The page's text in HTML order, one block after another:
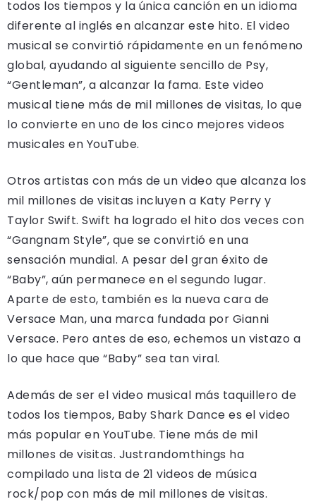
todos los tiempos y la única canción en un idioma
diferente al inglés en alcanzar este hito. El video
musical se convirtió rápidamente en un fenómeno
global, ayudando al siguiente sencillo de Psy,
“Gentleman”, a alcanzar la fama. Este video
musical tiene más de mil millones de visitas, lo que
lo convierte en uno de los cinco mejores videos
musicales en YouTube.
Otros artistas con más de un video que alcanza los
mil millones de visitas incluyen a Katy Perry y
Taylor Swift. Swift ha logrado el hito dos veces con
“Gangnam Style”, que se convirtió en una
sensación mundial. A pesar del gran éxito de
“Baby”, aún permanece en el segundo lugar.
Aparte de esto, también es la nueva cara de
Versace Man, una marca fundada por Gianni
Versace. Pero antes de eso, echemos un vistazo a
lo que hace que “Baby” sea tan viral.
Además de ser el video musical más taquillero de
todos los tiempos, Baby Shark Dance es el video
más popular en YouTube. Tiene más de mil
millones de visitas. Justrandomthings ha
compilado una lista de 21 videos de música
rock/pop con más de mil millones de visitas.